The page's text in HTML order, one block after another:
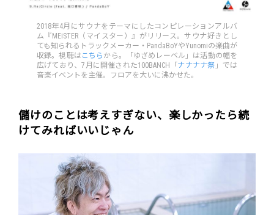
2018年4月にサウナをテーマにしたコンピレーションアルバ
ム『MEiSTER（マイスター）』がリリース。サウナ好きとし
ても知られるトラックメーカー・PandaBoYやYunomiの楽曲が
収録。視聴は こちら から。「ゆざめレーベル」は活動の幅を
広げており、7月に開催された100BANCH「 ナナナナ祭 」では
音楽イベントを主催。フロアを大いに沸かせた。
儲けのことは考えすぎない、楽しかったら続
けてみればいいじゃん